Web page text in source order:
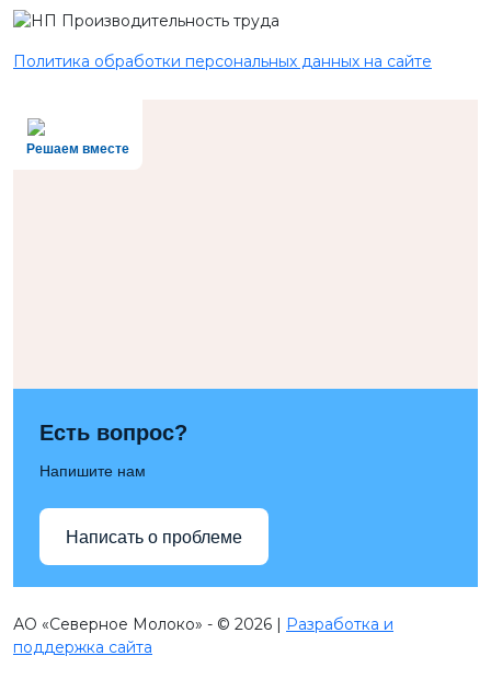
Политика обработки персональных данных на сайте
Решаем вместе
Есть вопрос?
Напишите нам
Написать о проблеме
АО «Северное Молоко» - © 2026 |
Разработка и
поддержка сайта